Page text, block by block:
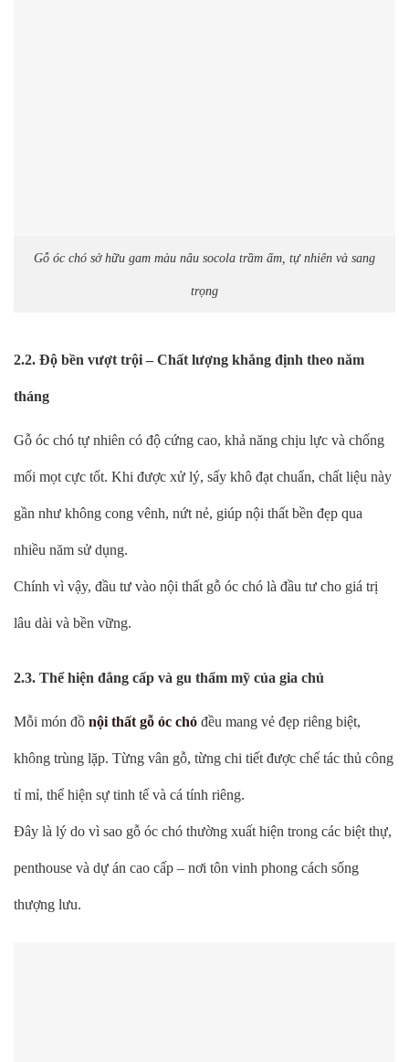
Gỗ óc chó sở hữu gam màu nâu socola trầm ấm, tự nhiên và sang
trọng
2.2. Độ bền vượt trội – Chất lượng khẳng định theo năm
tháng
Gỗ óc chó tự nhiên có độ cứng cao, khả năng chịu lực và chống
mối mọt cực tốt. Khi được xử lý, sấy khô đạt chuẩn, chất liệu này
gần như không cong vênh, nứt nẻ, giúp nội thất bền đẹp qua
nhiều năm sử dụng.
Chính vì vậy, đầu tư vào nội thất gỗ óc chó là đầu tư cho giá trị
lâu dài và bền vững.
2.3. Thể hiện đẳng cấp và gu thẩm mỹ của gia chủ
Mỗi món đồ nội thất gỗ óc chó đều mang vẻ đẹp riêng biệt,
không trùng lặp. Từng vân gỗ, từng chi tiết được chế tác thủ công
tỉ mỉ, thể hiện sự tinh tế và cá tính riêng.
Đây là lý do vì sao gỗ óc chó thường xuất hiện trong các biệt thự,
penthouse và dự án cao cấp – nơi tôn vinh phong cách sống
thượng lưu.